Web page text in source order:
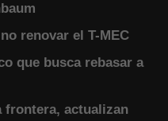
renovar el T-MEC
que busca rebasar a
frontera, actualizan